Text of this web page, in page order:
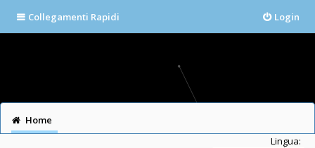
Collegamenti Rapidi Login
Home
Lingua: